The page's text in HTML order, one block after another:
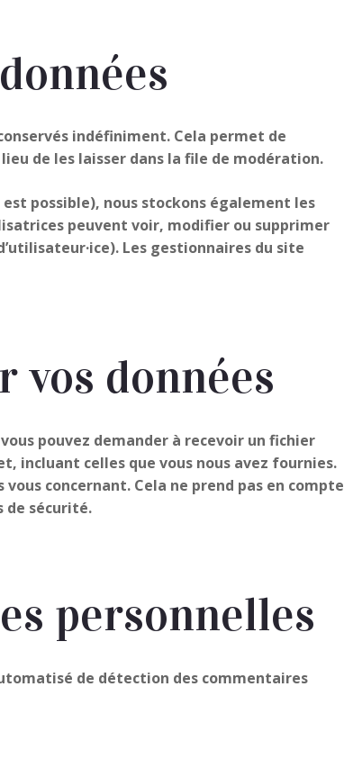
indéfiniment. Cela permet de
de les laisser dans la file de modération.
possible), nous stockons également les
peuvent voir, modifier ou supprimer
Les gestionnaires du site
vos données
pouvez demander à recevoir un fichier
incluant celles que vous nous avez fournies.
concernant. Cela ne prend pas en compte
de sécurité.
personnelles
de détection des commentaires